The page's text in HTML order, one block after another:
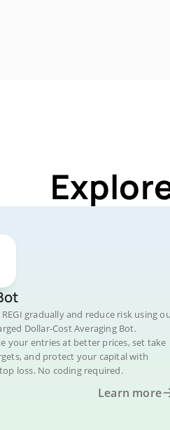
gradually and reduce risk using
Dollar-Cost Averaging Bot.
your entries at better prices, set take
and protect your capital with
loss. No coding required.
Learn more